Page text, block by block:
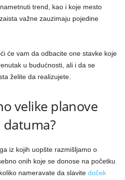
trend, kao i koje mesto
važne zauzimaju pojedine
će vam da odbacite one stavke koje
u budućnosti, ali i da se
želite da realizujete.
velike planove
datuma?
iz kojih uopšte razmišljamo o
onih koje se donose na početku
nameravate da slavite doček